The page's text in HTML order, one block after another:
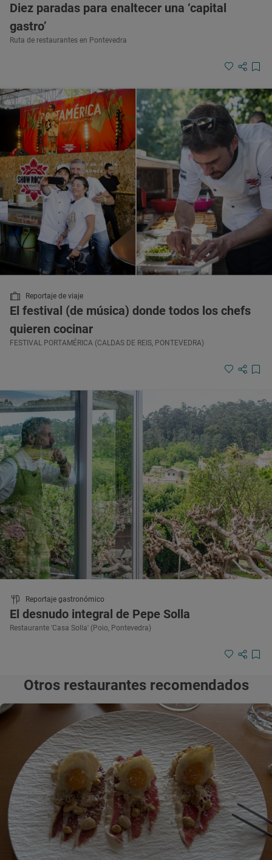
Diez paradas para enaltecer una ‘capital
gastro’
Ruta de restaurantes en Pontevedra
Reportaje de viaje
El festival (de música) donde todos los chefs
quieren cocinar
FESTIVAL PORTAMÉRICA (CALDAS DE REIS, PONTEVEDRA)
Reportaje gastronómico
El desnudo integral de Pepe Solla
Restaurante 'Casa Solla' (Poio, Pontevedra)
Otros restaurantes recomendados